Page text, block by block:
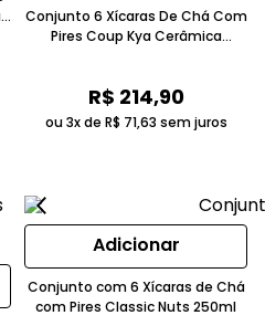
Conjunto 6 Xícaras De Chá Com
Pires Coup Kya Cerâmica
R$ 214,90
ou 3x de R$ 71,63 sem juros
Adicionar
Conjunto com 6 Xícaras de Chá
com Pires Classic Nuts 250ml